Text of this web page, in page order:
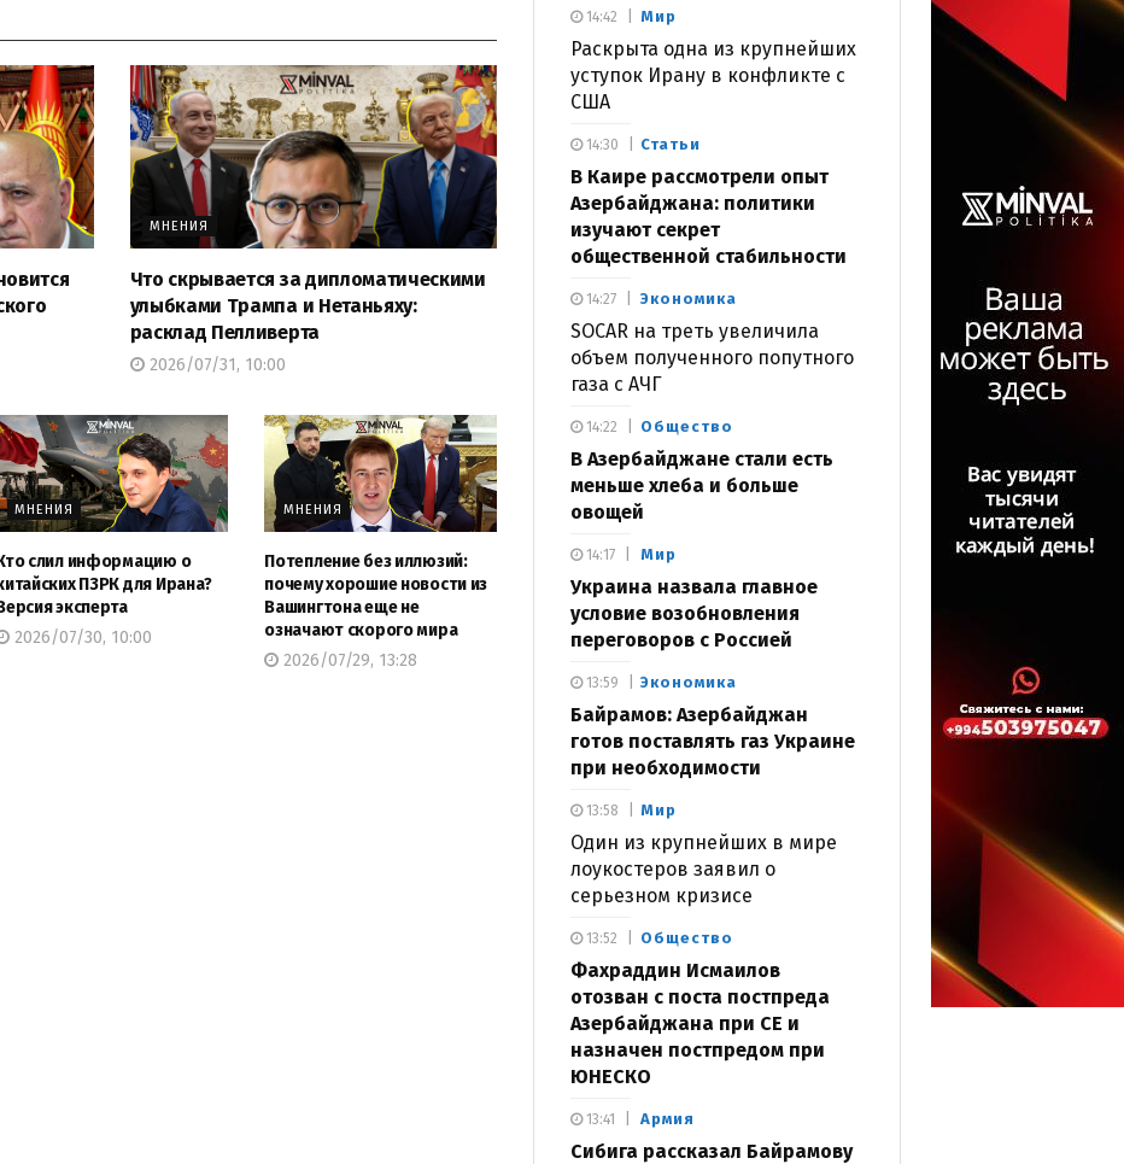
МНЕНИЯ
Что скрывается за дипломатическими
улыбками Трампа и Нетаньяху:
расклад Пелливерта
2026/07/31, 10:00
МНЕНИЯ
слил информацию о
ПЗРК для Ирана?
эксперта
2026/07/30, 10:00
МНЕНИЯ
Потепление без иллюзий:
почему хорошие новости из
Вашингтона еще не
означают скорого мира
2026/07/29, 13:28
Мир
Раскрыта одна из крупнейших
уступок Ирану в конфликте с
США
14:42
Статьи
В Каире рассмотрели опыт
Азербайджана: политики
изучают секрет
общественной стабильности
14:30
Экономика
SOCAR на треть увеличила
объем полученного попутного
газа с АЧГ
14:27
Общество
В Азербайджане стали есть
меньше хлеба и больше
овощей
14:22
Мир
Украина назвала главное
условие возобновления
переговоров с Россией
14:17
Экономика
Байрамов: Азербайджан
готов поставлять газ Украине
при необходимости
13:59
Мир
Один из крупнейших в мире
лоукостеров заявил о
серьезном кризисе
13:58
Общество
Фахраддин Исмаилов
отозван с поста постпреда
Азербайджана при СЕ и
назначен постпредом при
ЮНЕСКО
13:52
Армия
Сибига рассказал Байрамову
13:41